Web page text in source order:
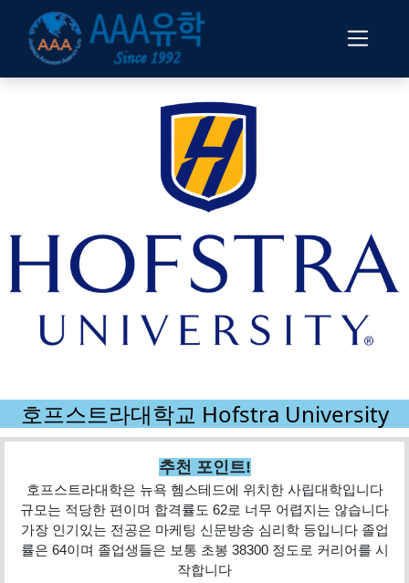
호프스트라대학교 Hofstra University
추천 포인트!
호프스트라대학은 뉴욕 헴스테드에 위치한 사립대학입니다
규모는 적당한 편이며 합격률도 62로 너무 어렵지는 않습니다
가장 인기있는 전공은 마케팅 신문방송 심리학 등입니다 졸업
률은 64이며 졸업생들은 보통 초봉 38300 정도로 커리어를 시
작합니다